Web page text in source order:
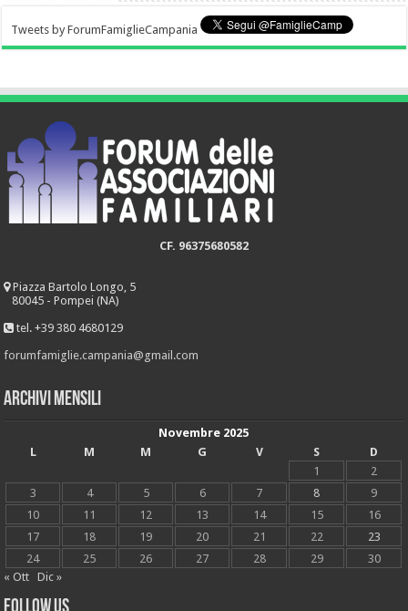
Tweets by ForumFamiglieCampania
CF. 96375680582
Piazza Bartolo Longo, 5
80045 - Pompei (NA)
tel. +39 380 4680129
forumfamiglie.campania@gmail.com
Archivi mensili
Novembre 2025
L
M M G V S
D
1
2
3
4 5 6 7 8
9
10
11 12 13 14 15
16
17
18 19 20 21 22
23
24
25 26 27 28 29
30
« Ott
Dic »